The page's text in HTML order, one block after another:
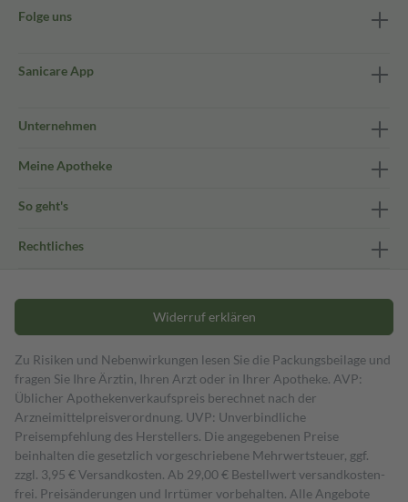
Folge uns
Sanicare App
Unternehmen
Meine Apotheke
So geht's
Rechtliches
Widerruf erklären
Zu Risiken und Nebenwirkungen lesen Sie die Packungsbeilage und
fragen Sie Ihre Ärztin, Ihren Arzt oder in Ihrer Apotheke. AVP:
Üblicher Apothekenverkaufspreis berechnet nach der
Arzneimittelpreisverordnung. UVP: Unverbindliche
Preisempfehlung des Herstellers. Die angegebenen Preise
beinhalten die gesetzlich vorgeschriebene Mehrwertsteuer, ggf.
zzgl. 3,95 € Versandkosten. Ab 29,00 € Bestell­wert versand­kosten­
frei. Preisänderungen und Irrtümer vorbehalten. Alle Angebote